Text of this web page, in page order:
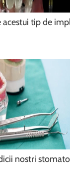
acestui tip de
nostri